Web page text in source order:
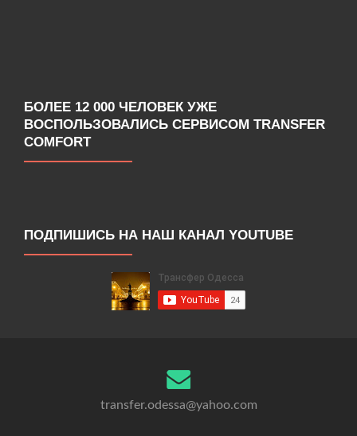
БОЛЕЕ 12 000 ЧЕЛОВЕК УЖЕ
ВОСПОЛЬЗОВАЛИСЬ СЕРВИСОМ TRANSFER
COMFORT
ПОДПИШИСЬ НА НАШ КАНАЛ YOUTUBE
transfer.odessa@yahoo.com